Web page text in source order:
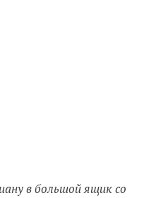
в большой ящик со